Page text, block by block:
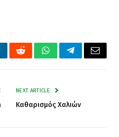
RedditWhatsAppTelegramEmail
NEXT ARTICLE
Καθαρισμός Χαλιών